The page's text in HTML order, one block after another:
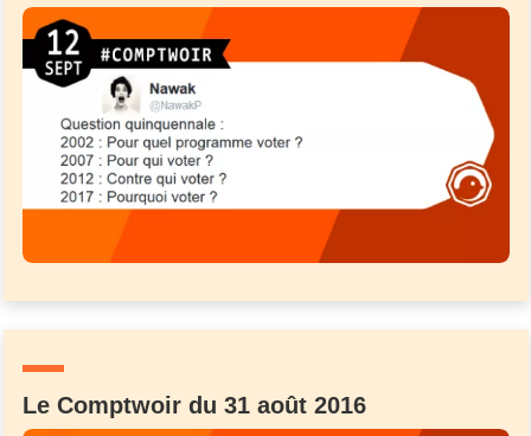
Le Comptwoir du 31 août 2016